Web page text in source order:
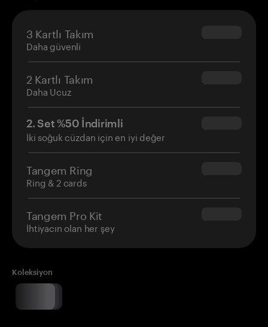
3 Kartlı Takım
Daha güvenli
$69.90
2 Kartlı Takım
Daha Ucuz
$54.90
2. Set %50 İndirimli
İki soğuk cüzdan için en iyi değer
$34.95
Tangem Ring
Ring & 2 cards
$160.00
Tangem Pro Kit
İhtiyacın olan her şey
$180.00
Koleksiyon